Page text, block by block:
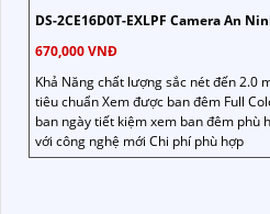
DS-2CE16D0T-EXLPF Camera An
670,000 VNĐ
Khả Năng chất lượng sắc nét đến 2.0
tiêu chuẩn Xem được ban đêm Full
ban ngày tiết kiệm xem ban đêm phù
với công nghệ mới Chi phí phù hợp